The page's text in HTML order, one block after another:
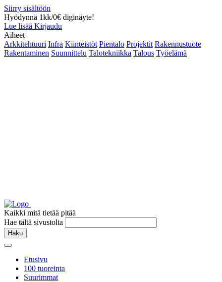
Siirry sisältöön
Hyödynnä 1kk/0€ diginäyte!
Lue lisää Kirjaudu
Aiheet
Arkkitehtuuri Infra Kiinteistöt Pientalo Projektit Rakennustuote
Rakentaminen Suunnittelu Talotekniikka Talous Työelämä
Kaikki mitä tietää pitää
Hae tältä sivustolta
Haku
Etusivu
100 tuoreinta
Suurimmat